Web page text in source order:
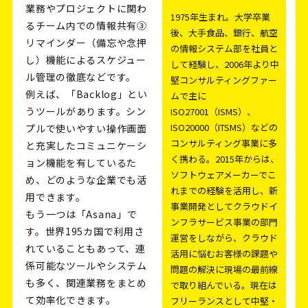
1975年生まれ。大学卒業
後、大手食品、銀行、航空
の情報システム部を社員と
して経験し、2006年より中
堅コンサルティングファー
ムで主に
ISO27001（ISMS）、
ISO20000（ITSMS）などの
コンサルティング事業に多
く携わる。2015年からは、
ソフトウェアメーカーでこ
れまでの経験を活用し、新
事業開発としてクラウドイ
ンフラサービス事業の部門
運営をしながら、クラウド
活用に悩むお客様の課題や
問題の解決に現場の最前線
で取り組んでいる。現在は
フリーランスとして中堅・
業務やプロジェクトに関わ
るチーム内での情報共有③
リマインダー（備忘や念押
し）機能によるスケジュー
ル管理の徹底などです。
例えば、「Backlog」とい
うツールがあります。シン
プルで使いやすい操作画面
と充実したコミュニケーシ
ョン機能を有しているた
め、どのような企業でも活
用できます。
もう一つは「Asana」で
す。世界195カ国で利用さ
れていることもあって、連
係可能なツールやシステム
も多く、関連業務をまとめ
て効率化できます。